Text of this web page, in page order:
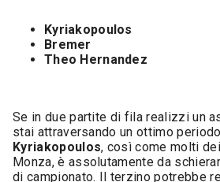
Kyriakopoulos
Bremer
Theo Hernandez
Se in due partite di fila realizzi un
stai attraversando un ottimo
Kyriakopoulos, così come molti
Monza, è assolutamente da
di campionato. Il terzino potrebbe